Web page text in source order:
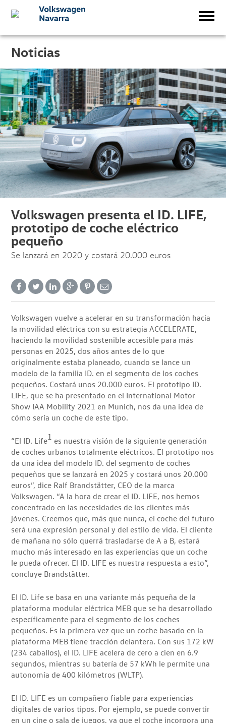
Noticias
Volkswagen presenta el ID. LIFE,
prototipo de coche eléctrico
pequeño
Se lanzará en 2020 y costará 20.000 euros
Volkswagen vuelve a acelerar en su transformación hacia
la movilidad eléctrica con su estrategia ACCELERATE,
haciendo la movilidad sostenible accesible para más
personas en 2025, dos años antes de lo que
originalmente estaba planeado, cuando se lance un
modelo de la familia ID. en el segmento de los coches
pequeños. Costará unos 20.000 euros. El prototipo ID.
LIFE, que se ha presentado en el International Motor
Show IAA Mobility 2021 en Munich, nos da una idea de
cómo sería un coche de este tipo.
“El ID. Life1 es nuestra visión de la siguiente generación
de coches urbanos totalmente eléctricos. El prototipo nos
da una idea del modelo ID. del segmento de coches
pequeños que se lanzará en 2025 y costará unos 20.000
euros”, dice Ralf Brandstätter, CEO de la marca
Volkswagen. “A la hora de crear el ID. LIFE, nos hemos
concentrado en las necesidades de los clientes más
jóvenes. Creemos que, más que nunca, el coche del futuro
será una expresión personal y del estilo de vida. El cliente
de mañana no sólo querrá trasladarse de A a B, estará
mucho más interesado en las experiencias que un coche
le pueda ofrecer. El ID. LIFE es nuestra respuesta a esto”,
concluye Brandstätter.
El ID. Life se basa en una variante más pequeña de la
plataforma modular eléctrica MEB que se ha desarrollado
específicamente para el segmento de los coches
pequeños. Es la primera vez que un coche basado en la
plataforma MEB tiene tracción delantera. Con sus 172 kW
(234 caballos), el ID. LIFE acelera de cero a cien en 6.9
segundos, mientras su batería de 57 kWh le permite una
autonomía de 400 kilómetros (WLTP).
El ID. LIFE es un compañero fiable para experiencias
digitales de varios tipos. Por ejemplo, se puede convertir
en un cine o sala de juegos, ya que el coche incorpora una